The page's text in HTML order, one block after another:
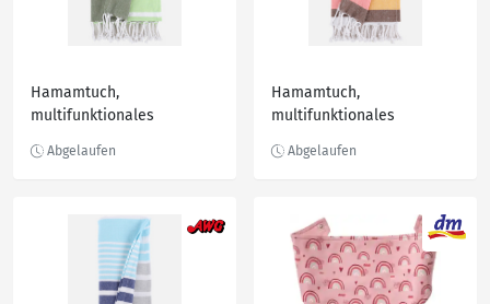
Hamamtuch,
multifunktionales
Hamamtuch,
multifunktionales